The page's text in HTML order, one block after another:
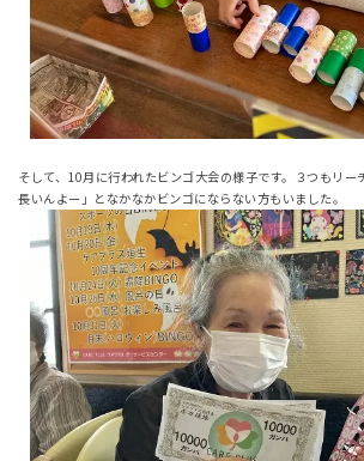
そして、10月に行われたビンゴ大会の様子です。３つもリー
長いんよー」となかなかビンゴにならない方もいました。